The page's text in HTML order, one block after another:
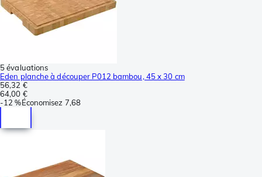
5 évaluations
Eden planche à découper P012 bambou, 45 x 30 cm
56,32 €
64,00 €
-12 %Économisez 7,68